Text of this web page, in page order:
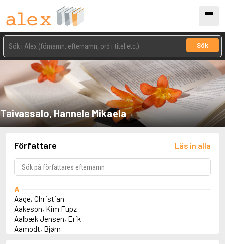
Sök
Taivassalo, Hannele Mikaela
Författare Läs in alla
A
Aage, Christian
Aakeson, Kim Fupz
Aalbæk Jensen, Erik
Aamodt, Bjørn